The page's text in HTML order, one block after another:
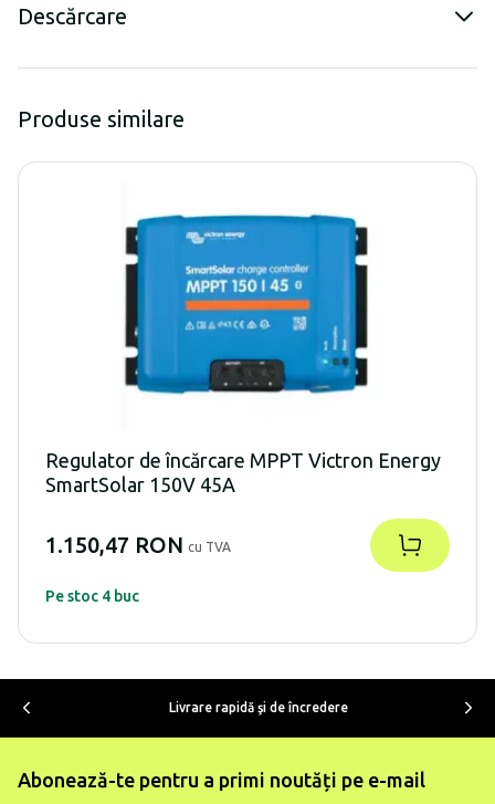
Descărcare
Produse similare
Regulator de încărcare MPPT Victron Energy
SmartSolar 150V 45A
1.150,47 RON cu TVA
Pe stoc 4 buc
Livrare rapidă şi de încredere
Abonează-te pentru a primi noutăți pe e-mail